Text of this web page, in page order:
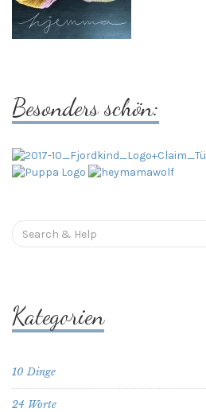
Besonders schön:
Search
for:
Kategorien
10 Dinge
24 Worte